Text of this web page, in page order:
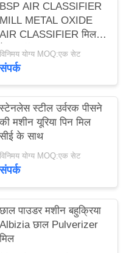
BSP AIR CLASSIFIER
MILL METAL OXIDE
AIR CLASSIFIER मिल
मेटल ऑक्साइड ACM
GGRINDER
विनिमय योग्य MOQ:एक सेट
संपर्क
स्टेनलेस स्टील उर्वरक पीसने
की मशीन यूरिया पिन मिल
सीई के साथ
विनिमय योग्य MOQ:एक सेट
संपर्क
छाल पाउडर मशीन बहुक्रिया
Albizia छाल Pulverizer
मिल